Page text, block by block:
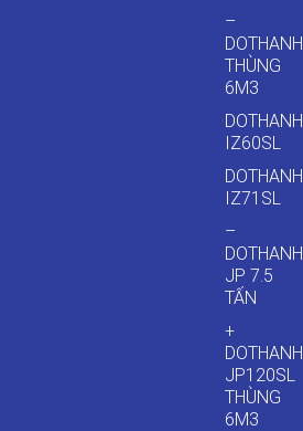
–
DOTHANH
THÙNG
6M3
DOTHANH
IZ60SL
DOTHANH
IZ71SL
–
DOTHANH
JP 7.5
TẤN
+
DOTHANH
JP120SL
THÙNG
6M3